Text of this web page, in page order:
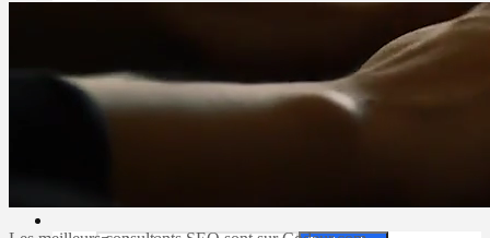
Prix pub Instagram
Prix logiciel
Prix chatbot